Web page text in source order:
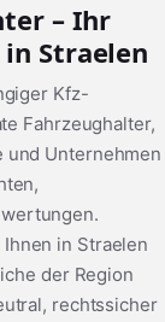
– Ihr
Straelen
Kfz-
Fahrzeughalter,
und Unternehmen
in Straelen
der Region
rechtssicher